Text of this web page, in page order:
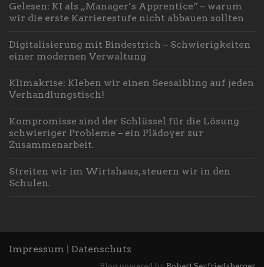
Gelesen: KI als „Manager’s Apprentice“ – warum
wir die erste Karrierestufe nicht abbauen sollten
Digitalisierung mit Bindestrich – Schwierigkeiten
einer modernen Verwaltung
Klimakrise: Kleben wir einen Seesaibling auf jeden
Verhandlungstisch!
Kompromisse sind der Schlüssel für die Lösung
schwieriger Probleme – ein Plädoyer zur
Zusammenarbeit.
Streiten wir im Wirtshaus, steuern wir in den
Schulen.
Impressum Datenschutz